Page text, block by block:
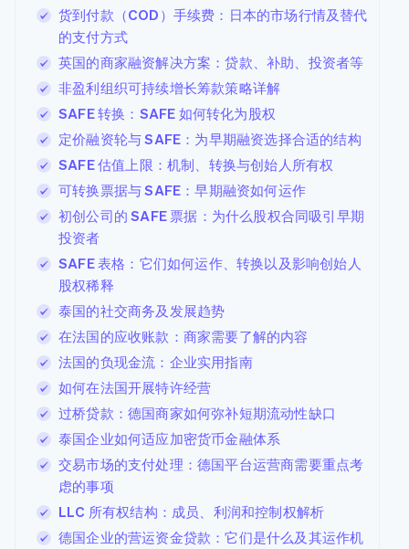
货到付款（COD）手续费：日本的市场行情及替代
的支付方式
英国的商家融资解决方案：贷款、补助、投资者等
非盈利组织可持续增长筹款策略详解
SAFE 转换：SAFE 如何转化为股权
定价融资轮与 SAFE：为早期融资选择合适的结构
SAFE 估值上限：机制、转换与创始人所有权
可转换票据与 SAFE：早期融资如何运作
初创公司的 SAFE 票据：为什么股权合同吸引早期
投资者
SAFE 表格：它们如何运作、转换以及影响创始人
股权稀释
泰国的社交商务及发展趋势
在法国的应收账款：商家需要了解的内容
法国的负现金流：企业实用指南
如何在法国开展特许经营
过桥贷款：德国商家如何弥补短期流动性缺口
泰国企业如何适应加密货币金融体系
交易市场的支付处理：德国平台运营商需要重点考
虑的事项
LLC 所有权结构：成员、利润和控制权解析
德国企业的营运资金贷款：它们是什么及其运作机